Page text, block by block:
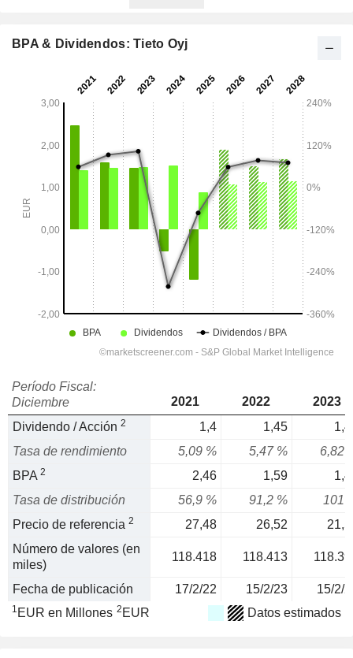
BPA & Dividendos: Tieto Oyj
Período Fiscal:
Diciembre
2021 2022
2023
Dividendo / Acción 2 1,4 1,45
Tasa de rendimiento
5,09 % 5,47 %
6,82
BPA 2 2,46 1,59
Tasa de distribución
56,9 % 91,2 %
101
Precio de referencia 2 27,48 26,52
Número de valores (en
miles)
118.418 118.413
Fecha de publicación 17/2/22 15/2/23 15/2/
1 EUR en Millones 2 EUR Datos estimados